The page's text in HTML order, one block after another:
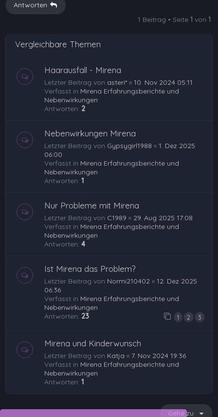
b
Antworten
1 Beitrag • Seite 1 von 1
Vergleichbare Themen
Haarausfall - Mirena
Letzter Beitrag von asteri* « 10. Nov 2024 05:11
Verfasst in Mirena Erfahrungsberichte und
Nebenwirkungen
Antworten: 2
Nebenwirkungen Mirena
Letzter Beitrag von Gypsygirl1988 « 1. Dez 2025
06:00
Verfasst in Mirena Erfahrungsberichte und
Nebenwirkungen
Antworten: 1
Nur Probleme mit Mirena
Letzter Beitrag von C1989 « 29. Aug 2025 17:08
Verfasst in Mirena Erfahrungsberichte und
Nebenwirkungen
Antworten: 4
Ist Mirena das Problem?
Letzter Beitrag von Normi210402 « 12. Dez 2025
06:36
Verfasst in Mirena Erfahrungsberichte und
Nebenwirkungen
Antworten: 23 1 2 3
Mirena und Kinderwunsch
Letzter Beitrag von Katja « 7. Nov 2024 19:36
Verfasst in Mirena Erfahrungsberichte und
Nebenwirkungen
Antworten: 1
Gehe zu